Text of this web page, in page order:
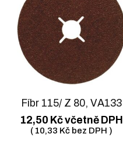
Fíbr 115/ Z 80, VA133
12,50 Kčvčetně DPH
( 10,33 Kč bez DPH )